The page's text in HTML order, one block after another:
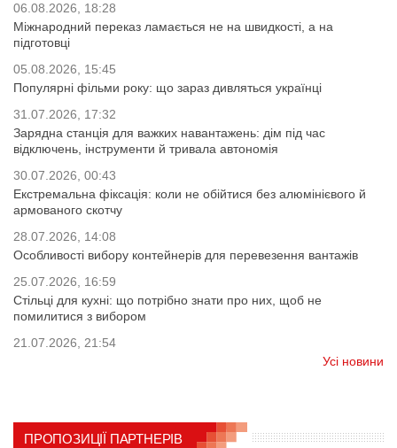
06.08.2026, 18:28
Міжнародний переказ ламається не на швидкості, а на
підготовці
05.08.2026, 15:45
Популярні фільми року: що зараз дивляться українці
31.07.2026, 17:32
Зарядна станція для важких навантажень: дім під час
відключень, інструменти й тривала автономія
30.07.2026, 00:43
Екстремальна фіксація: коли не обійтися без алюмінієвого й
армованого скотчу
28.07.2026, 14:08
Особливості вибору контейнерів для перевезення вантажів
25.07.2026, 16:59
Стільці для кухні: що потрібно знати про них, щоб не
помилитися з вибором
21.07.2026, 21:54
Усі новини
ПРОПОЗИЦІЇ ПАРТНЕРІВ